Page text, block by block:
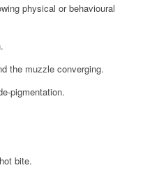
physical or behavioural
the muzzle converging.
pigmentation.
bite.